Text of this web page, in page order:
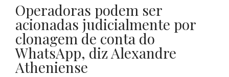
Operadoras podem ser
acionadas judicialmente por
clonagem de conta do
WhatsApp, diz Alexandre
Atheniense